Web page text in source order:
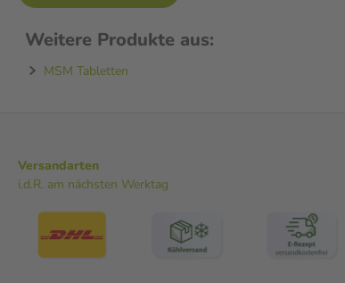
Weitere Produkte aus:
MSM Tabletten
Versandarten
i.d.R. am nächsten Werktag